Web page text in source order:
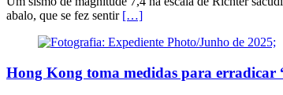
abalo, que se fez sentir […]
Hong Kong toma medidas para erradicar